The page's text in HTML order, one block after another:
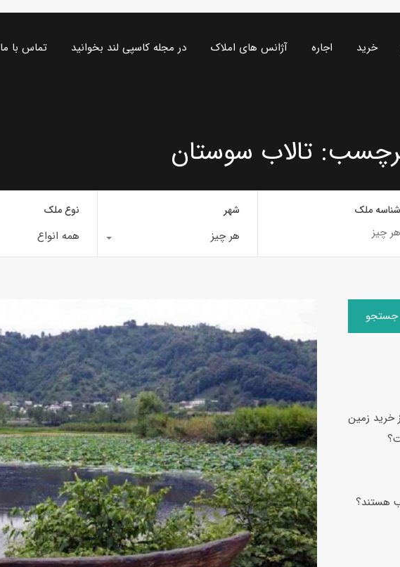
خرید اجاره آژانس های املاک در مجله کاسپی لند بخوانید تماس با ما
تالاب سوستان
شناسه ملک شهر
هر چیز
نوع ملک
همه انواع
خرید زمین
هستند؟